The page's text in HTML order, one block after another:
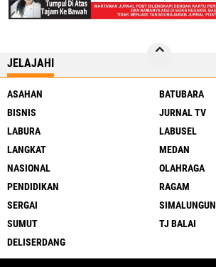
JELAJAHI
ASAHAN
BATUBARA
BISNIS
JURNAL TV
LABURA
LABUSEL
LANGKAT
MEDAN
NASIONAL
OLAHRAGA
PENDIDIKAN
RAGAM
SERGAI
SIMALUNGUN
SUMUT
TJ BALAI
DELISERDANG